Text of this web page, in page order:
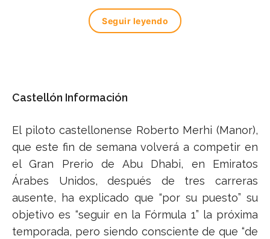
Seguir leyendo
Castellón Información
El piloto castellonense Roberto Merhi (Manor),
que este fin de semana volverá a competir en
el Gran Prerio de Abu Dhabi, en Emiratos
Árabes Unidos, después de tres carreras
ausente, ha explicado que “por su puesto” su
objetivo es “seguir en la Fórmula 1” la próxima
temporada, pero siendo consciente de que “de